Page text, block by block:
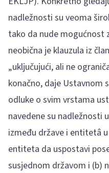
nadležnosti su veoma
tako da nude mogućnost
neobična je klauzula iz
„uključujući, ali ne
konačno, daje Ustavnom
odluke o svim vrstama
navedene su nadležnosti
između države i entitetâ
entiteta da uspostavi
susjednom državom i (b)